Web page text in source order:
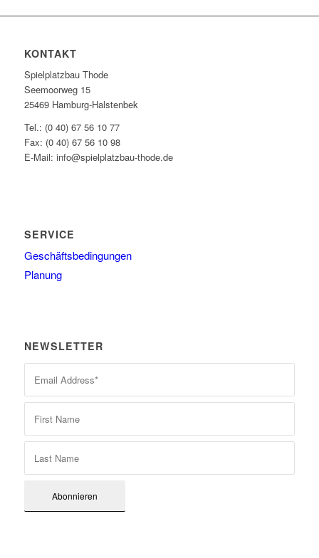
KONTAKT
Spielplatzbau Thode
Seemoorweg 15
25469 Hamburg-Halstenbek
Tel.: (0 40) 67 56 10 77
Fax: (0 40) 67 56 10 98
E-Mail: info@spielplatzbau-thode.de
SERVICE
Geschäftsbedingungen
Planung
NEWSLETTER